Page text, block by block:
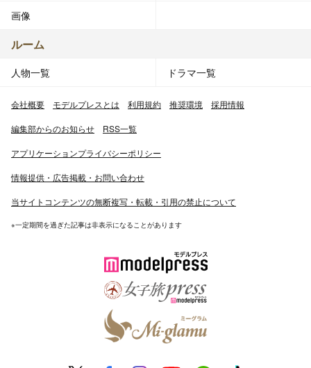
画像
ルーム
人物一覧 ドラマ一覧
会社概要 モデルプレスとは 利用規約 推奨環境 採用情報
編集部からのお知らせ RSS一覧
アプリケーションプライバシーポリシー
情報提供・広告掲載・お問い合わせ
当サイトコンテンツの無断複写・転載・引用の禁止について
※一定期間を過ぎた記事は非表示になることがあります